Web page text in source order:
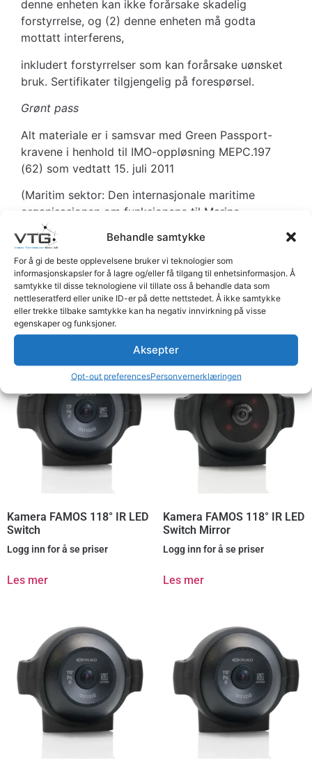
Behandle samtykke
For å gi de beste opplevelsene bruker vi teknologier som
informasjonskapsler for å lagre og/eller få tilgang til enhetsinformasjon. Å
samtykke til disse teknologiene vil tillate oss å behandle data som
nettleseratferd eller unike ID-er på dette nettstedet. Å ikke samtykke
eller trekke tilbake samtykke kan ha negativ innvirkning på visse
egenskaper og funksjoner.
Aksepter
Opt-out preferencesPersonvernerklæringen
denne enheten kan ikke forårsake skadelig
forstyrrelse, og (2) denne enheten må godta
mottatt interferens,
inkludert forstyrrelser som kan forårsake uønsket
bruk. Sertifikater tilgjengelig på forespørsel.
Grønt pass
Alt materiale er i samsvar med Green Passport-
kravene i henhold til IMO-oppløsning MEPC.197
(62) som vedtatt 15. juli 2011
(Maritim sektor: Den internasjonale maritime
organisasjonen om funksjonene til Marine
Environment Protection Committee).
Relaterte produkter
Kamera FAMOS 118° IR LED
Switch
Logg inn for å se priser
Les mer
Kamera FAMOS 118° IR LED
Switch Mirror
Logg inn for å se priser
Les mer